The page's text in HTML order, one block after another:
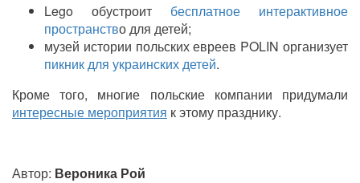
Lego обустроит бесплатное интерактивное
пространство для детей;
музей истории польских евреев POLIN организует
пикник для украинских детей.
Кроме того, многие польские компании придумали
интересные мероприятия к этому празднику.
Автор: Вероника Рой